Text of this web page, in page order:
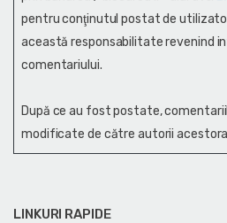
LINKURI RAPIDE
pentru conţinutul postat de
această responsabilitate revenind
comentariului.
După ce au fost postate,
modificate de către autorii